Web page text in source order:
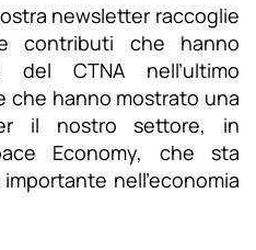
newsletter raccoglie
contributi che hanno
del CTNA nell’ultimo
che hanno mostrato una
il nostro settore, in
Economy, che sta
nell’economia